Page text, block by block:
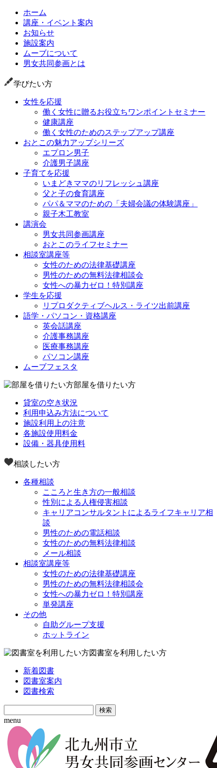
ホーム
講座・イベント案内
お知らせ
施設案内
ムーブについて
男女共同参画とは
学びたい方
女性を応援
働く女性に贈るお役立ちワンポイントセミナー
健康講座
働く女性のためのステップアップ講座
おとこの魅力アップシリーズ
エプロン男子
介護男子講座
子育てを応援
いまどきママのリフレッシュ講座
父と子の食育講座
パパ＆ママのための「夫婦会議の体験講座」
親子木工教室
講演会
男女共同参画講座
おとこのライフセミナー
相談室講座等
女性のための法律基礎講座
男性のための無料法律相談会
女性への暴力ゼロ！特別講座
学生を応援
リプロダクティブヘルス・ライツ出前講座
語学・パソコン・資格講座
英会話講座
介護事務講座
医療事務講座
パソコン講座
ムーブフェスタ
部屋を借りたい方
貸室の空き状況
利用申込み方法について
施設利用上の注意
各施設使用料金
設備・器具使用料
相談したい方
各種相談
こころと生き方の一般相談
性別による人権侵害相談
キャリアコンサルタントによるライフキャリア相
談
男性のための電話相談
女性のための無料法律相談
メール相談
相談室講座等
女性のための法律基礎講座
男性のための無料法律相談会
女性への暴力ゼロ！特別講座
単発講座
その他
自助グループ支援
ホットライン
図書室を利用したい方
新着図書
図書室案内
図書検索
Search
for:
menu